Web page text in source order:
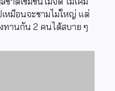
หมือนจะชามไม่ใหญ่ แต่
ทานกัน 2 คนได้สบาย ๆ